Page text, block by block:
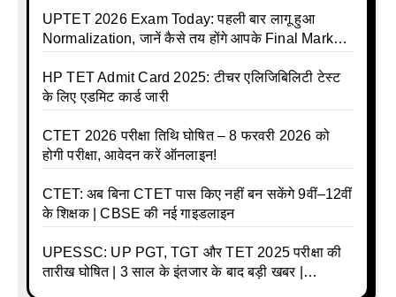
UPTET 2026 Exam Today: पहली बार लागू हुआ
Normalization, जानें कैसे तय होंगे आपके Final Marks
HP TET Admit Card 2025: टीचर एलिजिबिलिटी टेस्ट
के लिए एडमिट कार्ड जारी
CTET 2026 परीक्षा तिथि घोषित – 8 फरवरी 2026 को
होगी परीक्षा, आवेदन करें ऑनलाइन!
CTET: अब बिना CTET पास किए नहीं बन सकेंगे 9वीं–12वीं
के शिक्षक | CBSE की नई गाइडलाइन
UPESSC: UP PGT, TGT और TET 2025 परीक्षा की
तारीख घोषित | 3 साल के इंतजार के बाद बड़ी खबर |